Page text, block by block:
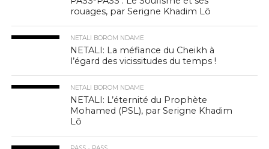
rouages, par Serigne Khadim Lô
NETALI BOROM NDAME
NETALI: La méfiance du Cheikh à
l’égard des vicissitudes du temps !
NETALI BOROM NDAME
NETALI: L’éternité du Prophète
Mohamed (PSL), par Serigne Khadim
Lô